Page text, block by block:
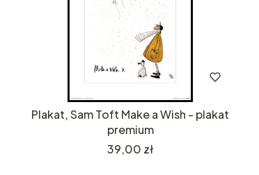
Plakat, Sam Toft Make a Wish - plakat
premium
Cena
39,00 zł